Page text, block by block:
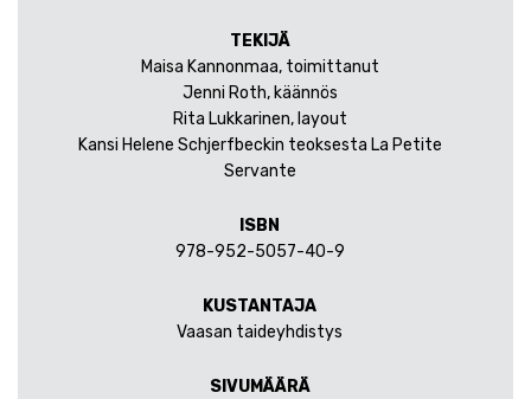
TEKIJÄ
Maisa Kannonmaa, toimittanut
Jenni Roth, käännös
Rita Lukkarinen, layout
Kansi Helene Schjerfbeckin teoksesta La Petite
Servante
ISBN
978-952-5057-40-9
KUSTANTAJA
Vaasan taideyhdistys
SIVUMÄÄRÄ